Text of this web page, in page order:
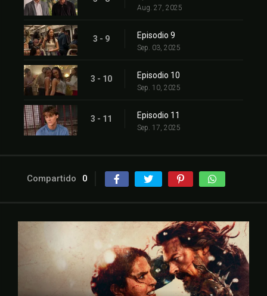
Aug. 27, 2025
3 - 9 Episodio 9
Sep. 03, 2025
3 - 10 Episodio 10
Sep. 10, 2025
3 - 11 Episodio 11
Sep. 17, 2025
Compartido 0